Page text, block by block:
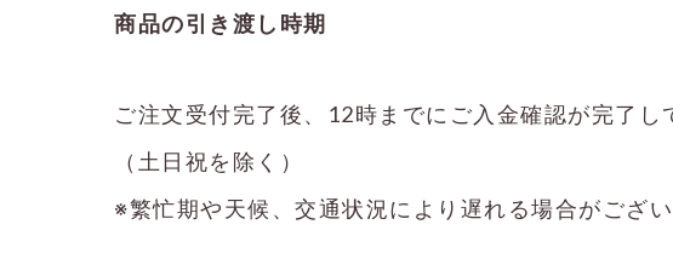
商品の引き渡し時期
ご注文受付完了後、12時までにご入金確認が完了
（土日祝を除く）
※繁忙期や天候、交通状況により遅れる場合がござ